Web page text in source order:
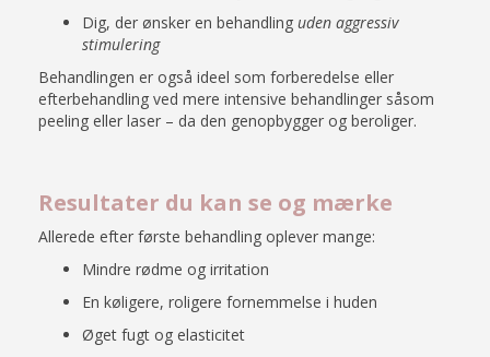
Dig, der ønsker en behandling uden aggressiv
stimulering
Behandlingen er også ideel som forberedelse eller
efterbehandling ved mere intensive behandlinger såsom
peeling eller laser – da den genopbygger og beroliger.
Resultater du kan se og mærke
Allerede efter første behandling oplever mange:
Mindre rødme og irritation
En køligere, roligere fornemmelse i huden
Øget fugt og elasticitet